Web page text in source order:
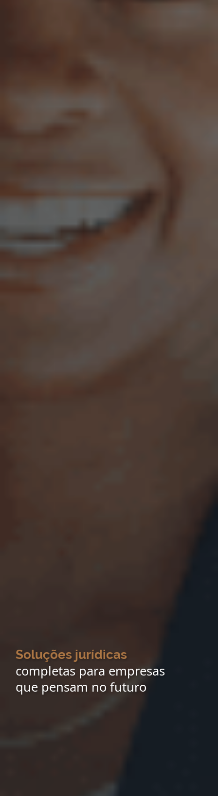
Soluções jurídicas
completas para empresas
que pensam no futuro